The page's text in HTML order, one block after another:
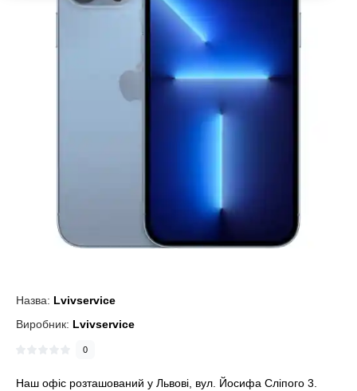
Назва: Lvivservice
Виробник: Lvivservice
0
Наш офіс розташований у Львові, вул. Йосифа Сліпого 3.